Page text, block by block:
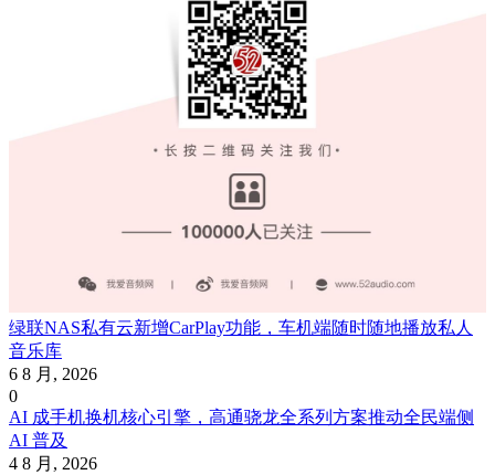
绿联NAS私有云新增CarPlay功能，车机端随时随地播放私人
音乐库
6 8 月, 2026
0
AI 成手机换机核心引擎，高通骁龙全系列方案推动全民端侧
AI 普及
4 8 月, 2026